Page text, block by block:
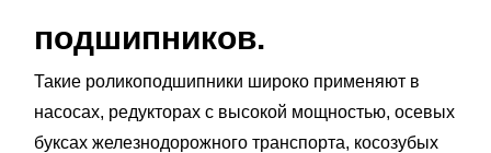
подшипников.
Такие роликоподшипники широко применяют в
насосах, редукторах с высокой мощностью, осевых
буксах железнодорожного транспорта, косозубых